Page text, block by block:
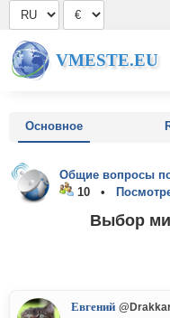
VMESTE.EU
Основное
Общие вопросы
10 •
Выбор
Евгений